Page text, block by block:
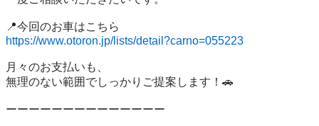
https://www.otoron.jp/lists/detail?carno=055223
月々のお支払いも、
無理のない範囲でしっかりご提案します！🚗
ーーーーーーーーーーーーーー